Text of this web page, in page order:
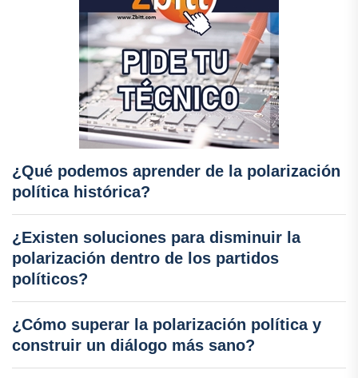
¿Qué podemos aprender de la polarización
política histórica?
¿Existen soluciones para disminuir la
polarización dentro de los partidos
políticos?
¿Cómo superar la polarización política y
construir un diálogo más sano?